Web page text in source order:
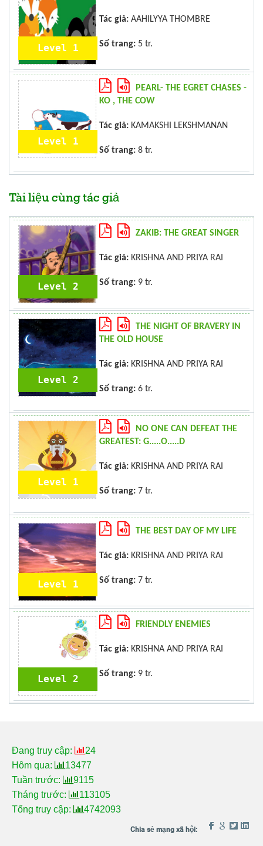
Level 1
Tác giả: AAHILYYA THOMBRE
Số trang: 5 tr.
Level 1
PEARL- THE EGRET CHASES -
KO , THE COW
Tác giả: KAMAKSHI LEKSHMANAN
Số trang: 8 tr.
Tài liệu cùng tác giả
Level 2
ZAKIB: THE GREAT SINGER
Tác giả: KRISHNA AND PRIYA RAI
Số trang: 9 tr.
Level 2
THE NIGHT OF BRAVERY IN
THE OLD HOUSE
Tác giả: KRISHNA AND PRIYA RAI
Số trang: 6 tr.
Level 1
NO ONE CAN DEFEAT THE
GREATEST: G.....O.....D
Tác giả: KRISHNA AND PRIYA RAI
Số trang: 7 tr.
Level 1
THE BEST DAY OF MY LIFE
Tác giả: KRISHNA AND PRIYA RAI
Số trang: 7 tr.
Level 2
FRIENDLY ENEMIES
Tác giả: KRISHNA AND PRIYA RAI
Số trang: 9 tr.
Đang truy cập:
24
Hôm qua:
13477
Tuần trước:
9115
Tháng trước:
113105
Tổng truy cập:
4742093